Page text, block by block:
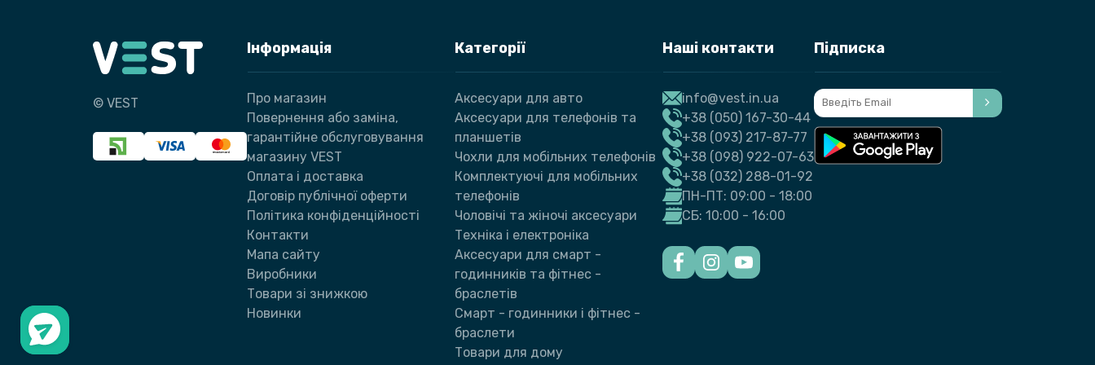
© VEST
Інформація
Про магазин
Повернення або заміна,
гарантійне обслуговування
магазину VEST
Оплата і доставка
Договір публічної оферти
Політика конфіденційності
Контакти
Мапа сайту
Виробники
Товари зі знижкою
Новинки
Категорії
Аксесуари для авто
Аксесуари для телефонів та
планшетів
Чохли для мобільних телефонів
Комплектуючі для мобільних
телефонів
Чоловічі та жіночі аксесуари
Техніка і електроніка
Аксесуари для смарт -
годинників та фітнес -
браслетів
Смарт - годинники і фітнес -
браслети
Товари для дому
Наші контакти
info@vest.in.ua
+38 (050) 167-30-44
+38 (093) 217-87-77
+38 (098) 922-07-63
+38 (032) 288-01-92
ПН-ПТ: 09:00 - 18:00
СБ: 10:00 - 16:00
Підписка